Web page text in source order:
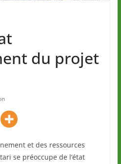
du projet
et des ressources
se préoccupe de l’état